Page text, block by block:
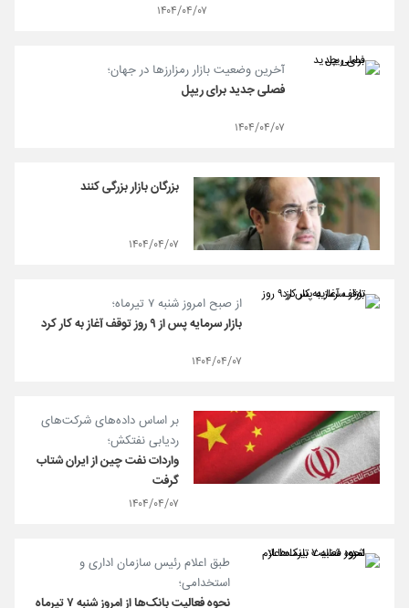
۱۴۰۴/۰۴/۰۷
آخرین وضعیت بازار رمزارزها در جهان؛
فصلی جدید برای ریپل
۱۴۰۴/۰۴/۰۷
بزرگان بازار بزرگی کنند
۱۴۰۴/۰۴/۰۷
از صبح امروز شنبه ۷ تیرماه؛
بازار سرمایه پس از ۹ روز توقف آغاز به کار کرد
۱۴۰۴/۰۴/۰۷
بر اساس داده‌های شرکت‌های
ردیابی نفتکش؛
واردات نفت چین از ایران شتاب
گرفت
۱۴۰۴/۰۴/۰۷
طبق اعلام رئیس سازمان اداری و
استخدامی؛
نحوه فعالیت‌ بانک‌ها از امروز شنبه ۷ تیرماه